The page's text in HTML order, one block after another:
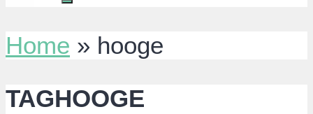
Home » hooge
TAGHOOGE